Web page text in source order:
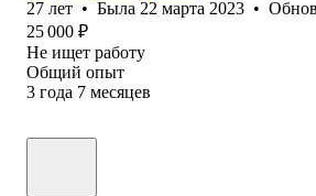
27 лет • Была 22 марта 2023 •
25 000 ₽
Не ищет работу
Общий опыт
3 года 7 месяцев